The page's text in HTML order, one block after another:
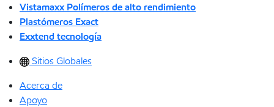
Vistamaxx Polímeros de alto rendimiento
Plastómeros Exact
Exxtend tecnología
Sitios Globales
Acerca de
Apoyo